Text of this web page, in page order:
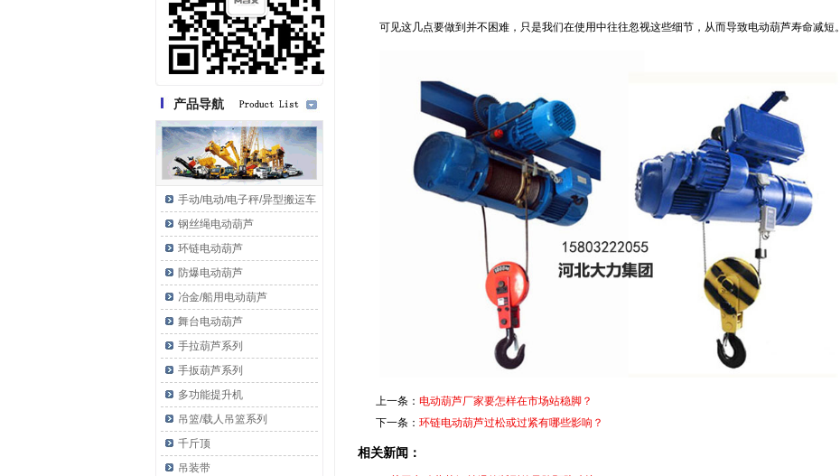
产品导航
手动/电动/电子秤/异型搬运车
钢丝绳电动葫芦
环链电动葫芦
防爆电动葫芦
冶金/船用电动葫芦
舞台电动葫芦
手拉葫芦系列
手扳葫芦系列
多功能提升机
吊篮/载人吊篮系列
千斤顶
吊装带
可见这几点要做到并不困难，只是我们在使用中往往忽视这些细节，从而导致电动葫芦寿命减短。
上一条： 电动葫芦厂家要怎样在市场站稳脚？
下一条： 环链电动葫芦过松或过紧有哪些影响？
相关新闻：